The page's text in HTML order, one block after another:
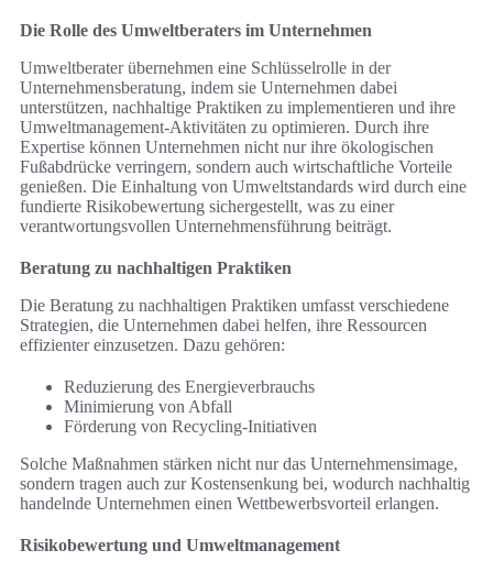
Die Rolle des Umweltberaters im Unternehmen
Umweltberater übernehmen eine Schlüsselrolle in der
Unternehmensberatung, indem sie Unternehmen dabei
unterstützen, nachhaltige Praktiken zu implementieren und ihre
Umweltmanagement-Aktivitäten zu optimieren. Durch ihre
Expertise können Unternehmen nicht nur ihre ökologischen
Fußabdrücke verringern, sondern auch wirtschaftliche Vorteile
genießen. Die Einhaltung von Umweltstandards wird durch eine
fundierte Risikobewertung sichergestellt, was zu einer
verantwortungsvollen Unternehmensführung beiträgt.
Beratung zu nachhaltigen Praktiken
Die Beratung zu nachhaltigen Praktiken umfasst verschiedene
Strategien, die Unternehmen dabei helfen, ihre Ressourcen
effizienter einzusetzen. Dazu gehören:
Reduzierung des Energieverbrauchs
Minimierung von Abfall
Förderung von Recycling-Initiativen
Solche Maßnahmen stärken nicht nur das Unternehmensimage,
sondern tragen auch zur Kostensenkung bei, wodurch nachhaltig
handelnde Unternehmen einen Wettbewerbsvorteil erlangen.
Risikobewertung und Umweltmanagement